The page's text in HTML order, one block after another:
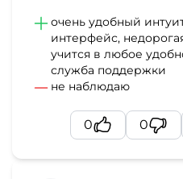
очень удобный
интерфейс,
учится в любое
служба поддержки
не наблюдаю
0 0